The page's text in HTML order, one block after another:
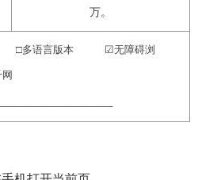
万。
□多语言版本 ☑无障碍浏